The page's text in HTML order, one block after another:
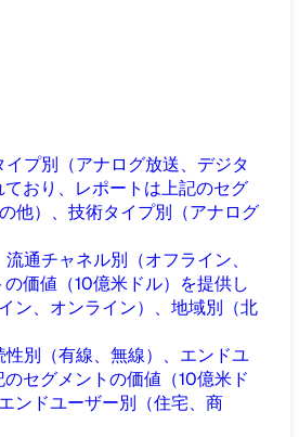
プ別（アナログ放送、デジタ
おり、レポートは上記のセグ
他）、技術タイプ別（アナログ
通チャネル別（オフライン、
価値（10億米ドル）を提供し
ン、オンライン）、地域別（北
別（有線、無線）、エンドユ
セグメントの価値（10億米ド
ンドユーザー別（住宅、商